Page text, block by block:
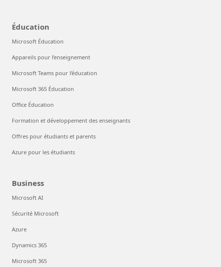
Éducation
Microsoft Éducation
Appareils pour l’enseignement
Microsoft Teams pour l’éducation
Microsoft 365 Éducation
Office Éducation
Formation et développement des enseignants
Offres pour étudiants et parents
Azure pour les étudiants
Business
Microsoft AI
Sécurité Microsoft
Azure
Dynamics 365
Microsoft 365